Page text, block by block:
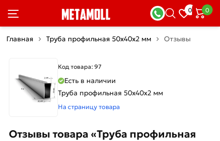
0 0
Главная Труба профильная 50х40х2 мм Отзывы
Код товара: 97
Есть в наличии
Труба профильная 50х40х2 мм
На страницу товара
Отзывы товара «Труба профильная